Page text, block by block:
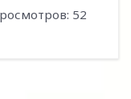
: 52